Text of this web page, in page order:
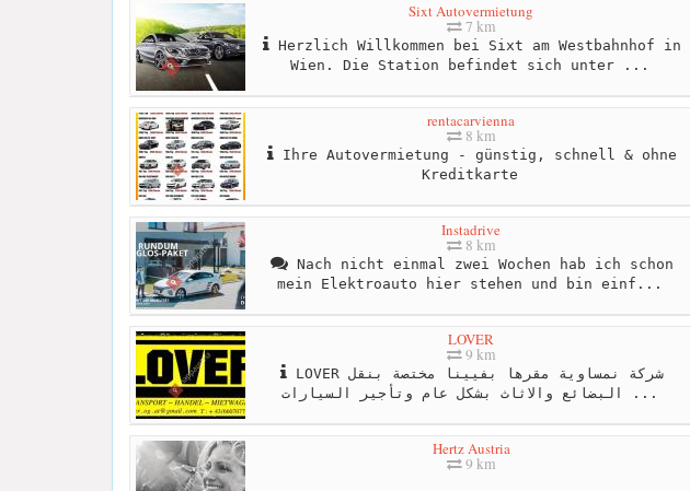
Sixt Autovermietung
7 km
Herzlich Willkommen bei Sixt am Westbahnhof in
Wien. Die Station befindet sich unter ...
rentacarvienna
8 km
Ihre Autovermietung - günstig, schnell & ohne
Kreditkarte
Instadrive
8 km
Nach nicht einmal zwei Wochen hab ich schon
mein Elektroauto hier stehen und bin einf...
LOVER
9 km
LOVER شركة نمساوية مقرها بفيينا مختصة بنقل
البضائع والاثاث بشكل عام وتأجير السيارات ...
Hertz Austria
9 km